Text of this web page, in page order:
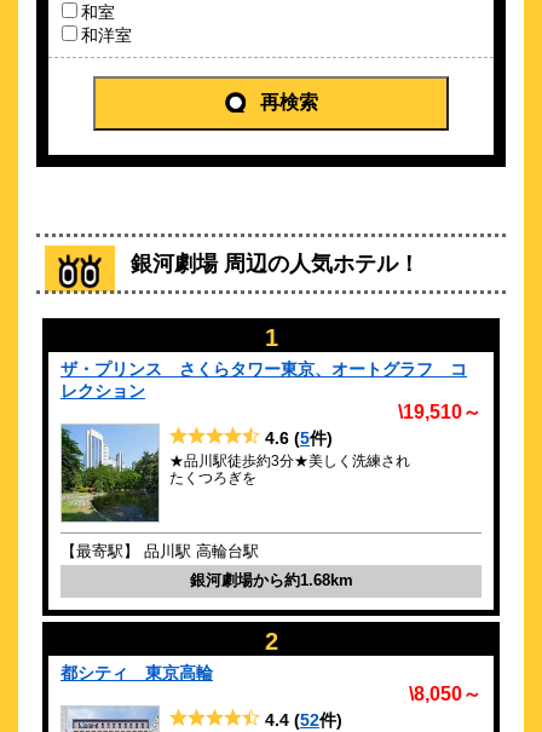
日々の中のＰｒｅｃｉｏｕｓな時間を過ごせるアパルトマン
フレックステイイン品川
ストリングスホテル東京インターコンチ
ネンタル by IHG
クチコミ-点 (4件)
【品川駅直結】そこにあるのは、あたたかさに満ちたラグジュ
約 1.09 km
京急ＥＸイン品川・新馬場駅北口
2025年3月3日リニューアルオープン！ 品川駅から２駅３分
約 1.2 km
ナインアワーズ品川駅 for men
\4,320～
クチコミ 3.5点 (
和室
和洋室
再検索
銀河劇場 周辺の人気ホテル！
1
ザ・プリンス さくらタワー東京、オートグラフ コ
レクション
\19,510～
4.6 (5件)
★品川駅徒歩約3分★美しく洗練され
たくつろぎを
【最寄駅】 品川駅 高輪台駅
銀河劇場から約1.68km
2
都シティ 東京高輪
\8,050～
4.4 (52件)